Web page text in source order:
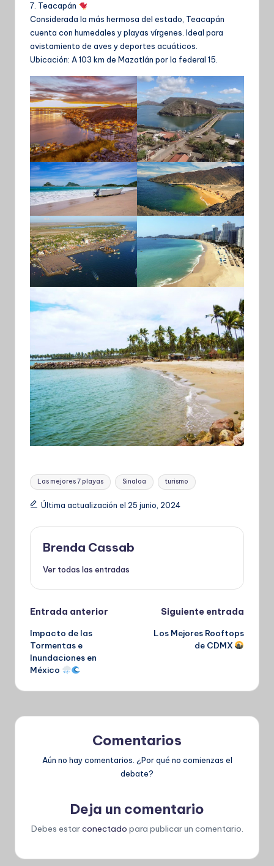
7. Teacapán
Considerada la más hermosa del estado, Teacapán
cuenta con humedales y playas vírgenes. Ideal para
avistamiento de aves y deportes acuáticos.
Ubicación: A 103 km de Mazatlán por la federal 15.
Etiquetas:
Las mejores 7 playas Sinaloa turismo
Última actualización el 25 junio, 2024
Brenda Cassab
Ver todas las entradas
Navegación
de
entradas
Entrada anterior
Impacto de las
Tormentas e
Inundaciones en
México
Siguiente entrada
Los Mejores Rooftops
de CDMX
Comentarios
Aún no hay comentarios. ¿Por qué no comienzas el
debate?
Deja un comentario
Debes estarconectado para publicar un comentario.